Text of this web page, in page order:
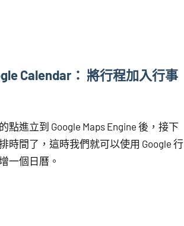
Calendar： 將行程加入行事
點進立到 Google Maps Engine 後，接下
時間了，這時我們就可以使用 Google 行
一個日曆。